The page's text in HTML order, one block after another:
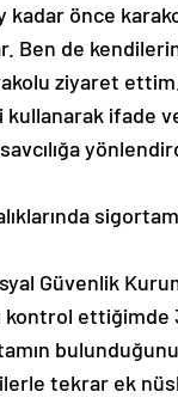
kadar önce
Ben de
ziyaret
kullanarak ifade
Güvenlik
kontrol ettiğimde
tekrar ek